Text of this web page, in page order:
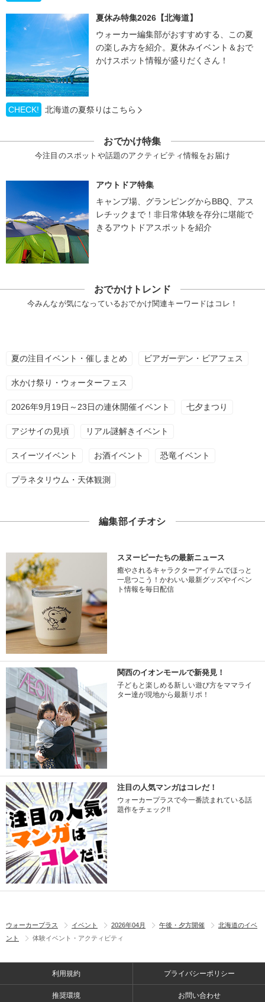
夏休み特集2026【北海道】
ウォーカー編集部がおすすめする、この夏
の楽しみ方を紹介。夏休みイベント＆おで
かけスポット情報が盛りだくさん！
CHECK! 北海道の夏祭りはこちら
おでかけ特集
今注目のスポットや話題のアクティビティ情報をお届け
アウトドア特集
キャンプ場、グランピングからBBQ、アス
レチックまで！非日常体験を存分に堪能で
きるアウトドアスポットを紹介
おでかけトレンド
今みんなが気になっているおでかけ関連キーワードはコレ！
夏の注目イベント・催しまとめ ビアガーデン・ビアフェス
水かけ祭り・ウォーターフェス
2026年9月19日～23日の連休開催イベント 七夕まつり
アジサイの見頃 リアル謎解きイベント
スイーツイベント お酒イベント 恐竜イベント
プラネタリウム・天体観測
編集部イチオシ
スヌーピーたちの最新ニュース
癒やされるキャラクターアイテムでほっと
一息つこう！かわいい最新グッズやイベン
ト情報を毎日配信
関西のイオンモールで新発見！
子どもと楽しめる新しい遊び方をママライ
ター達が現地から最新リポ！
注目の人気マンガはコレだ！
ウォーカープラスで今一番読まれている話
題作をチェック!!
ウォーカープラス イベント 2026年04月 午後・夕方開催
北海道のイベ
ント
体験イベント・アクティビティ
利用規約 プライバシーポリシー
推奨環境 お問い合わせ